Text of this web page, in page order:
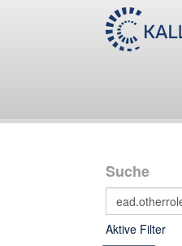
Suche
Aktive Filter